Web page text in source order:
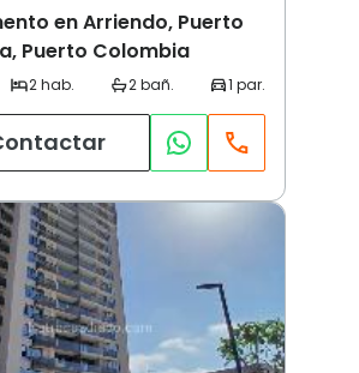
en Arriendo, Puerto
Puerto Colombia